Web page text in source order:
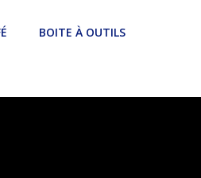
BOITE À OUTILS